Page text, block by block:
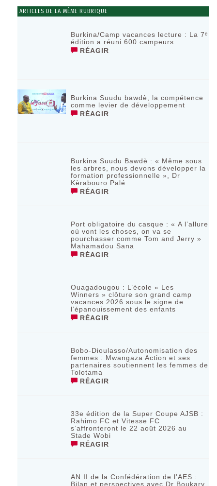
ARTICLES DE LA MÊME RUBRIQUE
Burkina/Camp vacances lecture : La 7ᵉ
édition a réuni 600 campeurs
RÉAGIR
Burkina Suudu bawdè, la compétence
comme levier de développement
RÉAGIR
Burkina Suudu Bawdè : « Même sous
les arbres, nous devons développer la
formation professionnelle », Dr
Kèrabouro Palé
RÉAGIR
Port obligatoire du casque : « A l’allure
où vont les choses, on va se
pourchasser comme Tom and Jerry »
Mahamadou Sana
RÉAGIR
Ouagadougou : L’école « Les
Winners » clôture son grand camp
vacances 2026 sous le signe de
l’épanouissement des enfants
RÉAGIR
Bobo-Dioulasso/Autonomisation des
femmes : Mwangaza Action et ses
partenaires soutiennent les femmes de
Tolotama
RÉAGIR
33e édition de la Super Coupe AJSB :
Rahimo FC et Vitesse FC
s’affronteront le 22 août 2026 au
Stade Wobi
RÉAGIR
AN II de la Confédération de l’AES :
Bilan et perspectives avec Dr Boukary